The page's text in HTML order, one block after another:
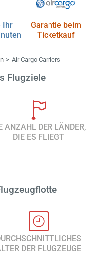
Ihr
Garantie beim
Ticketkauf
Air Cargo Carriers
Flugziele
ANZAHL DER LÄNDER,
DIE ES FLIEGT
DER FLUGZEUGE